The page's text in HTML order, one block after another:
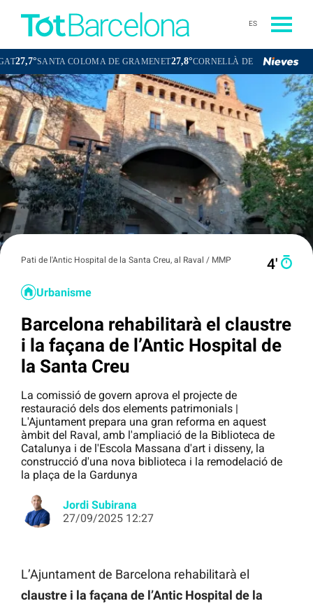
ES
COLOMA DE GRAMENET27,8°CORNELLÀ DE LLOBREGAT27,1°
Pati de l'Antic Hospital de la Santa Creu, al Raval / MMP 4′
Urbanisme
Barcelona rehabilitarà el claustre
i la façana de l’Antic Hospital de
la Santa Creu
La comissió de govern aprova el projecte de
restauració dels dos elements patrimonials |
L'Ajuntament prepara una gran reforma en aquest
àmbit del Raval, amb l'ampliació de la Biblioteca de
Catalunya i de l'Escola Massana d'art i disseny, la
construcció d'una nova biblioteca i la remodelació de
la plaça de la Gardunya
Jordi Subirana
27/09/2025 12:27
L’Ajuntament de Barcelona rehabilitarà el
claustre i la façana de l’Antic Hospital de la